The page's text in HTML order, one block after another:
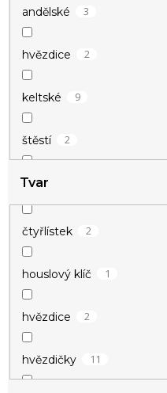
andělské 3
hvězdice 2
keltské 9
štěstí 2
vánoční
zamilované
Tvar
čtyřlístek 2
houslový klíč 1
hvězdice 2
hvězdičky 11